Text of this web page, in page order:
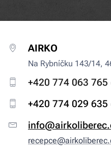
AIRKO
Na Rybníčku 143/14,
+420 774 063
+420 774 029